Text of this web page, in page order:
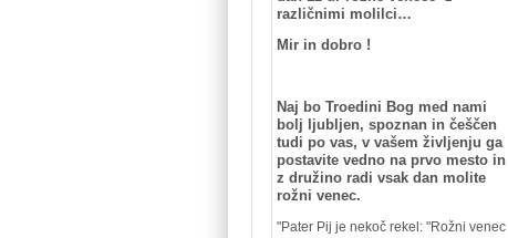
različnimi molilci…
Mir in dobro !
Naj bo Troedini Bog med nami
bolj ljubljen, spoznan in češčen
tudi po vas, v vašem življenju ga
postavite vedno na prvo mesto in
z družino radi vsak dan molite
rožni venec.
"Pater Pij je nekoč rekel: "Rožni venec